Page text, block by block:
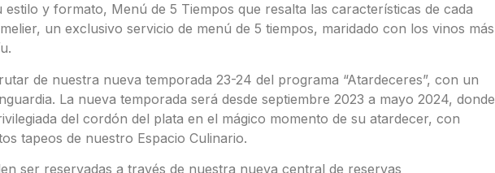
y formato, Menú de 5 Tiempos que resalta las características de cada
un exclusivo servicio de menú de 5 tiempos, maridado con los vinos más
de nuestra nueva temporada 23-24 del programa “Atardeceres”, con un
La nueva temporada será desde septiembre 2023 a mayo 2024, donde
del cordón del plata en el mágico momento de su atardecer, con
tapeos de nuestro Espacio Culinario.
ser reservadas a través de nuestra nueva central de reservas